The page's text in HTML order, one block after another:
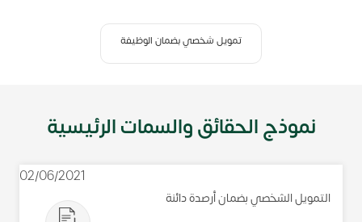
تمويل شخصي بضمان الوظيفة
نموذج الحقائق والسمات الرئيسية
02/06/2021
التمويل الشخصي بضمان أرصدة دائنة